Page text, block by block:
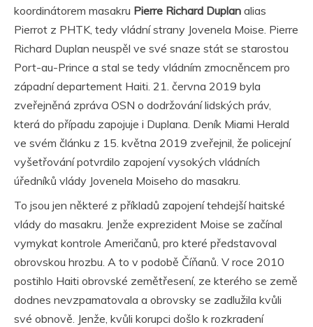
koordinátorem masakru Pierre Richard Duplan alias
Pierrot z PHTK, tedy vládní strany Jovenela Moise. Pierre
Richard Duplan neuspěl ve své snaze stát se starostou
Port-au-Prince a stal se tedy vládním zmocněncem pro
západní departement Haiti. 21. června 2019 byla
zveřejněná zpráva OSN o dodržování lidských práv,
která do případu zapojuje i Duplana. Deník Miami Herald
ve svém článku z 15. května 2019 zveřejnil, že policejní
vyšetřování potvrdilo zapojení vysokých vládních
úředníků vlády Jovenela Moiseho do masakru.
To jsou jen některé z příkladů zapojení tehdejší haitské
vlády do masakru. Jenže exprezident Moise se začínal
vymykat kontrole Američanů, pro které představoval
obrovskou hrozbu. A to v podobě Číňanů. V roce 2010
postihlo Haiti obrovské zemětřesení, ze kterého se země
dodnes nevzpamatovala a obrovsky se zadlužila kvůli
své obnově. Jenže, kvůli korupci došlo k rozkradení